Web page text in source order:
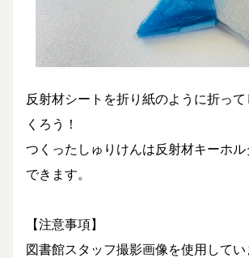
反射材シートを折り紙のように折っ
くろう！
つくったしゅりけんは反射材キーホ
できます。
【注意事項】
図書館スタッフ撮影画像を使用してい